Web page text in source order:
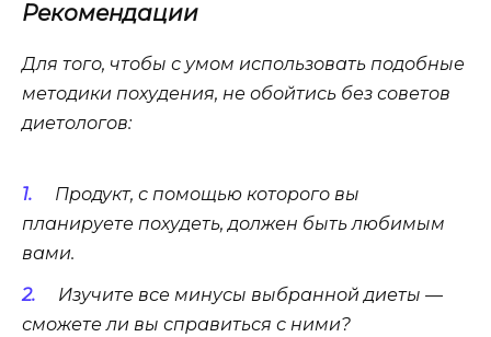
Рекомендации
Для того, чтобы с умом использовать подобные
методики похудения, не обойтись без советов
диетологов:
Продукт, с помощью которого вы
планируете похудеть, должен быть любимым
вами.
Изучите все минусы выбранной диеты —
сможете ли вы справиться с ними?